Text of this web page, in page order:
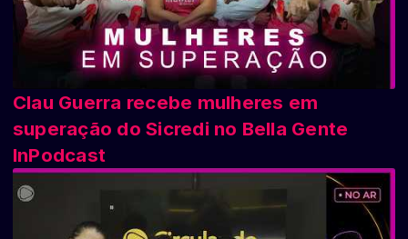
Clau Guerra recebe mulheres em
superação do Sicredi no Bella Gente
InPodcast